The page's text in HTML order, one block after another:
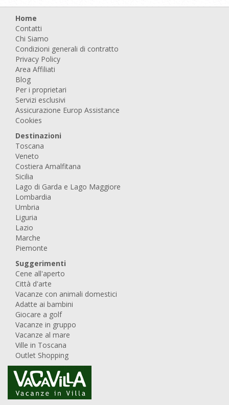
Home
Contatti
Chi Siamo
Condizioni generali di contratto
Privacy Policy
Area Affiliati
Blog
Per i proprietari
Servizi esclusivi
Assicurazione Europ Assistance
Cookies
Destinazioni
Toscana
Veneto
Costiera Amalfitana
Sicilia
Lago di Garda e Lago Maggiore
Lombardia
Umbria
Liguria
Lazio
Marche
Piemonte
Suggerimenti
Cene all'aperto
Città d'arte
Vacanze con animali domestici
Adatte ai bambini
Giocare a golf
Vacanze in gruppo
Vacanze al mare
Ville in Toscana
Outlet Shopping